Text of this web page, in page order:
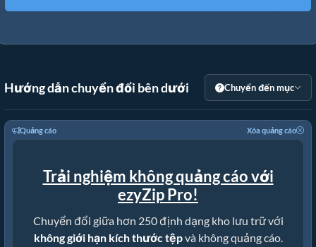
Công cụ khác
Hướng dẫn chuyển đổi bên dưới Chuyển đến mục
Quảng cáo Xóa quảng cáo
Trải nghiệm không quảng cáo với
ezyZip Pro!
Chuyển đổi giữa hơn 250 định dạng kho lưu trữ với
không giới hạn kích thước tệpvà không quảng cáo.